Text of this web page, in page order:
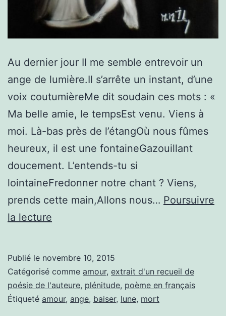
Au dernier jour Il me semble entrevoir un
ange de lumière.Il s’arrête un instant, d’une
voix coutumièreMe dit soudain ces mots : «
Ma belle amie, le tempsEst venu. Viens à
moi. Là-bas près de l’étangOù nous fûmes
heureux, il est une fontaineGazouillant
doucement. L’entends-tu si
lointaineFredonner notre chant ? Viens,
prends cette main,Allons nous… Poursuivre
la lecture
Publié le novembre 10, 2015
Catégorisé comme amour, extrait d'un recueil de
poésie de l'auteure, plénitude, poème en français
Étiqueté amour, ange, baiser, lune, mort